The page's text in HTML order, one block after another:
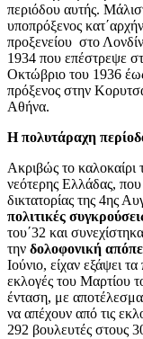
περιόδου αυτής.
υποπρόξενος
προξενείου στο
1934 που επέστρεψε
Οκτώβριο του 1936
πρόξενος στην
Αθήνα.
Η πολυτάραχη
Ακριβώς το καλοκαίρι
νεότερης Ελλάδας,
δικτατορίας της 4ης
πολιτικές
του΄32 και
την δολοφονική
Ιούνιο, είχαν εξάψει
εκλογές του Μαρτίου
ένταση, με
να απέχουν από τις
292 βουλευτές στους